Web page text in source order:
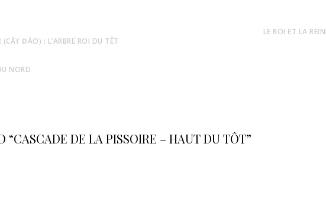
(CÂY ĐÀO) : L’ARBRE ROI DU TÊT
NORD
LE ROI ET LA
“CASCADE DE LA PISSOIRE – HAUT DU TÔT”